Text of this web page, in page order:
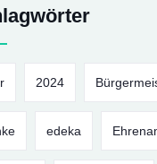
2024
edeka